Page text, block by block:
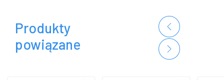
Produkty
powiązane